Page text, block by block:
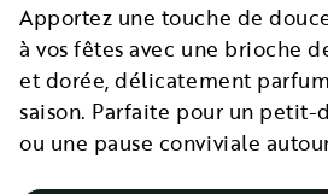
Apportez une touche de
à vos fêtes avec une brioche
et dorée, délicatement
saison. Parfaite pour un petit-
ou une pause conviviale